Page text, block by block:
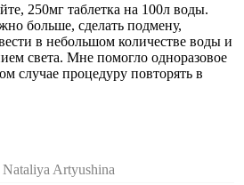
250мг таблетка на 100л воды.
больше, сделать подмену,
в небольшом количестве воды и
света. Мне помогло одноразовое
случае процедуру повторять в
Artyushina